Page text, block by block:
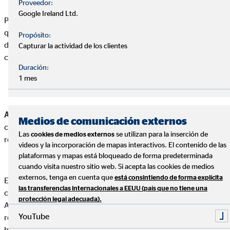
Para acabar, se cerró la sesión tras un turno de preguntas en el
que los consultores tuvieron tiempo de aclarar las dudas para
después poder ofrecer un servicio personalizado y adecuado a
cada cliente.
AXA –
corredores e igual en AXA yVoyislav Stojanovic-Osinsky
responsable de Desarrollo Comercial de AXA.
El 14 de septiembre tuvo lugar la formación de AXA Salud
continuando con el mes de la salud con los compañeros de
AXA. Inició la presentación Voyislav Stojanovic-Osinsky,
responsable de Desarrollo comercial de AXA haciendo
Proveedor:
Google Ireland Ltd.
Propósito:
Capturar la actividad de los clientes
Duración:
1 mes
Medios de comunicación externos
Las cookies de medios externos se utilizan para la inserción de
videos y la incorporación de mapas interactivos. El contenido de las
plataformas y mapas está bloqueado de forma predeterminada
cuando visita nuestro sitio web. Si acepta las cookies de medios
externos, tenga en cuenta que está consintiendo de forma explícita
las transferencias internacionales a EEUU (país que no tiene una
protección legal adecuada).
YouTube